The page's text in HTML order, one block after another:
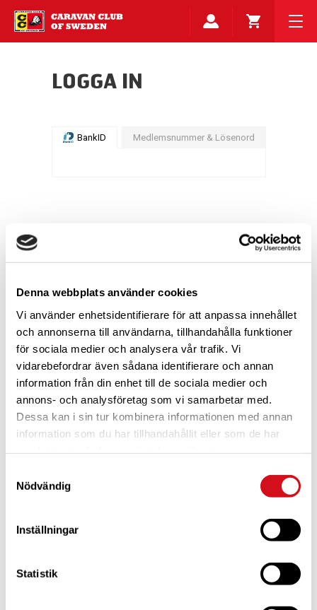
Denna webbplats använder cookies
Vi använder enhetsidentifierare för att anpassa innehållet
och annonserna till användarna, tillhandahålla funktioner
för sociala medier och analysera vår trafik. Vi
vidarebefordrar även sådana identifierare och annan
information från din enhet till de sociala medier och
annons- och analysföretag som vi samarbetar med.
Dessa kan i sin tur kombinera informationen med annan
information som du har tillhandahållit eller som de har
Nödvändig
Inställningar
Statistik
LOGGA IN
BankID Medlemsnummer & Lösenord
För dig som är blivande ny medlemTa del av alla förmåner.
Bli medlem idag.